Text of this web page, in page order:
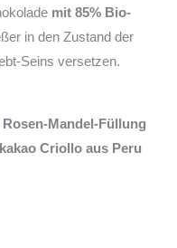
mit 85% Bio-
in den Zustand der
Seins versetzen.
Mandel-Füllung
Criollo aus Peru